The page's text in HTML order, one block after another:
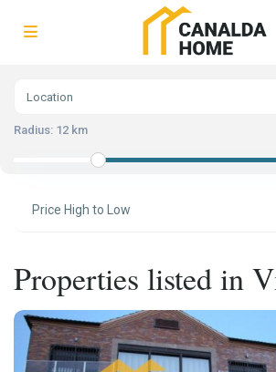
Radius: 12 km
Price High to Low
Properties listed in